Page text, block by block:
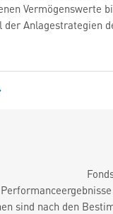
Vermögenswerte
Anlagestrategien
sind nach den